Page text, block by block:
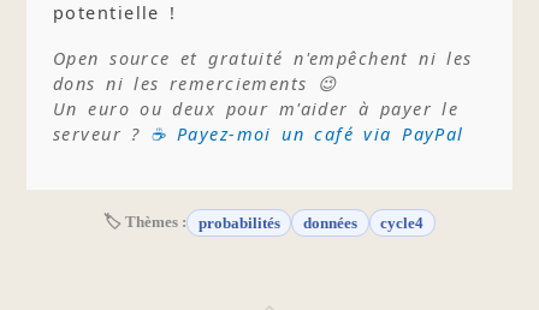
potentielle !
Open source et gratuité n'empêchent ni les
dons ni les remerciements 😉
Un euro ou deux pour m'aider à payer le
serveur ? ☕ Payez-moi un café via PayPal
🏷 Thèmes : probabilités données cycle4